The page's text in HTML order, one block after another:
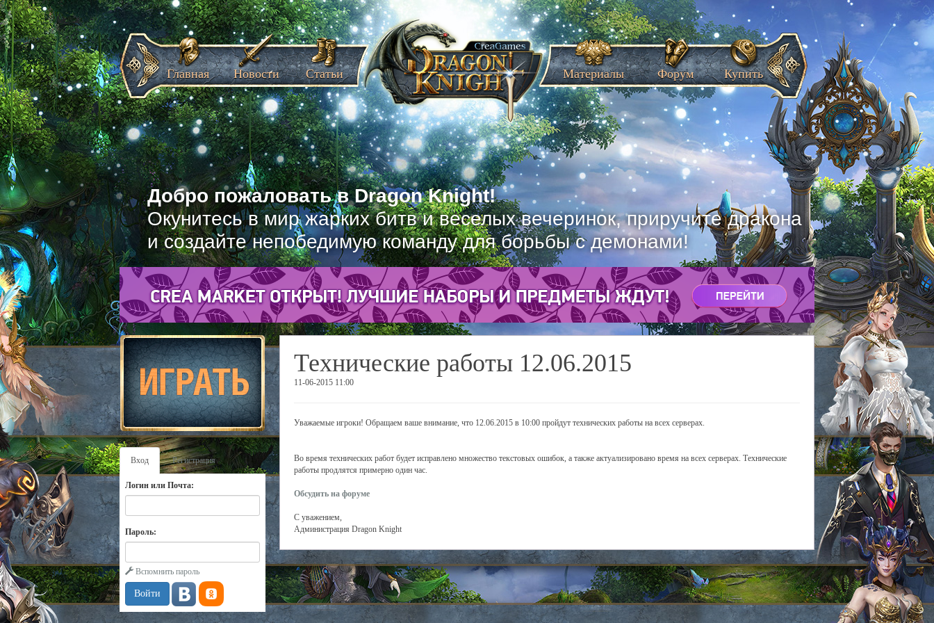
Добро пожаловать в Dragon Knight!
Окунитесь в мир жарких битв и веселых вечеринок, приручите дракона
и создайте непобедимую команду для борьбы с демонами!
Главная Новости Статьи Материалы Форум Купить
Вход Регистрация
Логин или Почта:
Пароль:
Вспомнить пароль
Технические работы 12.06.2015
11-06-2015 11:00
Уважаемые игроки! Обращаем ваше внимание, что 12.06.2015 в 10:00 пройдут технических работы на всех серверах.
Во время технических работ будет исправлено множество текстовых ошибок, а также актуализировано время на всех серверах. Технические
работы продлятся примерно один час.
Обсудить на форуме
С уважением,
Администрация Dragon Knight